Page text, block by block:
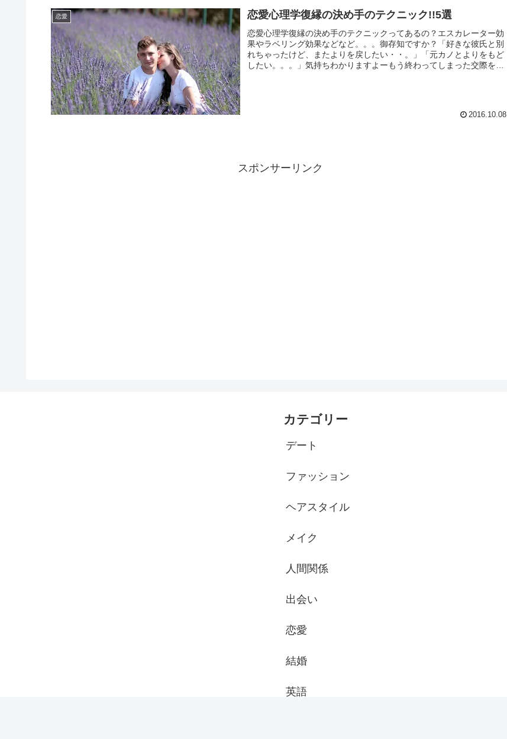
われています。適切な対策を講じれば、関係は再び温まることができ
るのです。具体的には、相手の態度や行動の変化を見極め、どのよう
なサインが出ているのかを確認します。そして、適切なタイミングで
正直な気持ちを伝え、オープンなコミュニケーションを心がけること
が大切です。この記事では、好きな人に冷められたと感じた時に振り
向かせるための具体的なステップと、コミュニケーションの改善方
法、自分自身を見つめ直す方法について詳しく解説します。また、専
終的な結論として、冷められたとしても、適切な対応を取ることで振
恋愛 恋愛心理学復縁の決め手のテクニック!!5選
恋愛心理学復縁の決め手のテクニックってあるの？エスカレーター効
果やラベリング効果などなど。。。御存知ですか？「好きな彼氏と別
れちゃったけど、またよりを戻したい・・。」「元カノとよりをもど
したい。。。」気持ちわかりますよーもう終わってしまった交際を再
2016.10.08
スポンサーリンク
カテゴリー
デート
ファッション
ヘアスタイル
メイク
人間関係
出会い
恋愛
結婚
英語